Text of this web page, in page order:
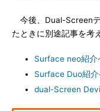
今後、Dual-Screen
たときに別途記事を考
Surface neo紹介
Surface Duo紹介
dual-Screen